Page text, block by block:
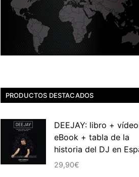
PRODUCTOS DESTACADOS
DEEJAY: libro +
eBook + tabla de la
historia del DJ en
29,90€